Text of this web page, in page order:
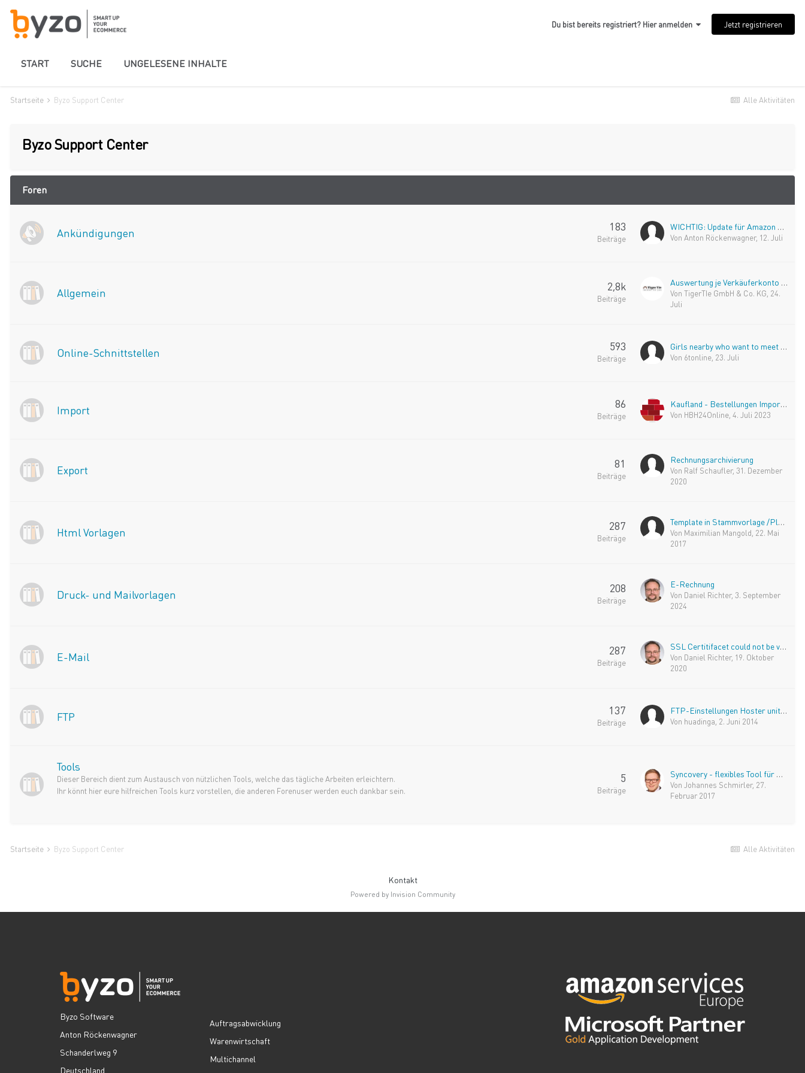
Du bist bereits registriert? Hier anmelden Jetzt registrieren
START SUCHE UNGELESENE INHALTE
Alle Aktivitäten
Startseite Byzo Support Center
Byzo Support Center
Foren
Ankündigungen 183
Beiträge Von Anton Röckenwagner, 12. Juli
Allgemein 2,8k
Beiträge
Von TigerTIe GmbH & Co. KG, 24.
Juli
Online-Schnittstellen 593
Beiträge Von 6tonline, 23. Juli
Import 86
Beiträge Von HBH24Online, 4. Juli 2023
Export 81
Beiträge
Rechnungsarchivierung
Von Ralf Schaufler, 31. Dezember
2020
Html Vorlagen 287
Beiträge
Von Maximilian Mangold, 22. Mai
2017
Druck- und Mailvorlagen 208
Beiträge
E-Rechnung
Von Daniel Richter, 3. September
2024
E-Mail 287
Beiträge
Von Daniel Richter, 19. Oktober
2020
FTP 137
Beiträge Von huadinga, 2. Juni 2014
Tools
Dieser Bereich dient zum Austausch von nützlichen Tools, welche das tägliche Arbeiten erleichtern.
Ihr könnt hier eure hilfreichen Tools kurz vorstellen, die anderen Forenuser werden euch dankbar sein.
5
Beiträge
Von Johannes Schmirler, 27.
Februar 2017
Alle Aktivitäten
Startseite Byzo Support Center
Kontakt
Powered by Invision Community
Byzo Software
Anton Röckenwagner
Schanderlweg 9
Deutschland
Auftragsabwicklung
Warenwirtschaft
Multichannel